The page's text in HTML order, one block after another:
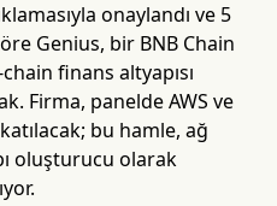
onaylandı ve 5
Genius, bir BNB Chain
finans altyapısı
Firma, panelde AWS ve
bu hamle, ağ
oluşturucu olarak